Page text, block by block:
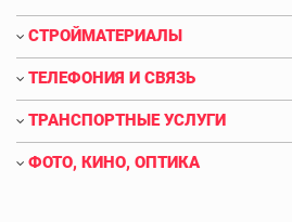
СТРОЙМАТЕРИАЛЫ
ТЕЛЕФОНИЯ И СВЯЗЬ
ТРАНСПОРТНЫЕ УСЛУГИ
ФОТО, КИНО, ОПТИКА